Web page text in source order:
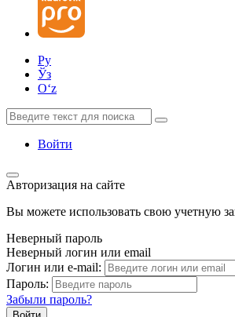
Ру
Ўз
Oʻz
Войти
Авторизация на сайте
Вы можете использовать свою учетную
Неверный пароль
Неверный логин или email
Логин или e-mail:
Пароль:
Забыли пароль?